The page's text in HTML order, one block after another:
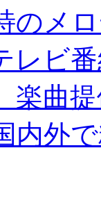
のメ
レビ
楽曲
内外